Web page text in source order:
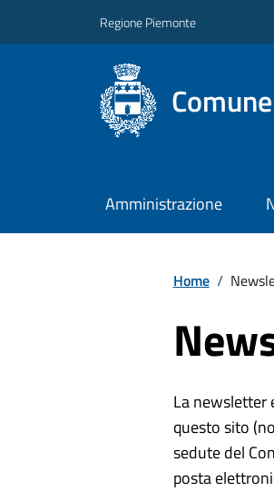
Regione Piemonte
Amministrazione
Home /
La newsletter
questo sito
sedute del
posta